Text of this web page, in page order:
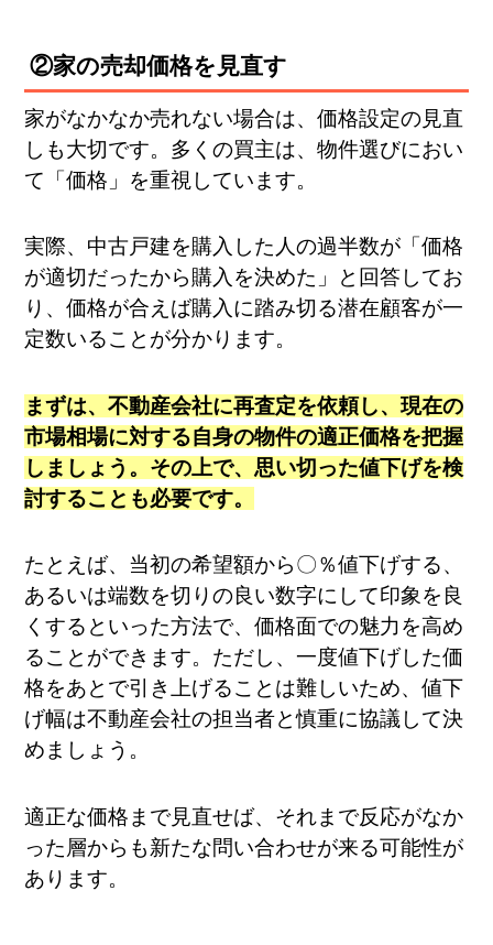
②家の売却価格を見直す
家がなかなか売れない場合は、価格設定の見直
しも大切です。多くの買主は、物件選びにおい
て「価格」を重視しています。
実際、中古戸建を購入した人の過半数が「価格
が適切だったから購入を決めた」と回答してお
り、価格が合えば購入に踏み切る潜在顧客が一
定数いることが分かります。
まずは、不動産会社に再査定を依頼し、現在の
市場相場に対する自身の物件の適正価格を把握
しましょう。その上で、思い切った値下げを検
討することも必要です​。
たとえば、当初の希望額から〇％値下げする、
あるいは端数を切りの良い数字にして印象を良
くするといった方法で、価格面での魅力を高め
ることができます。ただし、一度値下げした価
格をあとで引き上げることは難しいため、値下
げ幅は不動産会社の担当者と慎重に協議して決
めましょう​。
適正な価格まで見直せば、それまで反応がなか
った層からも新たな問い合わせが来る可能性が
あります。